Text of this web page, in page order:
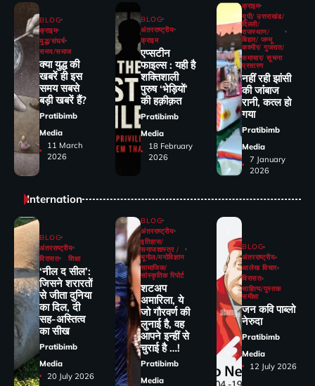
BLOG
क्राइम
युद्ध/संघर्ष
समय/समाज
क्या युद्ध की
खबरें ही इस
समय सबसे
बड़ी खबरें हैं?
Pratibimb
Media
11 March
2026
BLOG
अंतरराष्ट्रीय
क्राइम
एप्सटीन
फाइल्स : यही है
शक्तिशाली
पुरुष ‘भेड़ियों’
की हक़ीक़त
Pratibimb
Media
18 February
2026
क्राइम
यूपी/ उत्तराखंड/
दिल्ली/
राजस्थान/
बिहार/ जम्मू
कश्मीर/ गुजरात/
समाचार/ सूचना
प्रसारण
नहीं रही झांसी
की जांंबाज
रानी, कत्‍ल हो
गया
Pratibimb
Media
7 January
2026
Internation
BLOG
अंतरराष्ट्रीय
विरासत
शिक्षा
‘नील द सील’:
जिसने शरारतों
से जीता दुनिया
का दिल, दी
सह-अस्तित्व
का सीख
Pratibimb
Media
20 July 2026
BLOG
अंतरराष्ट्रीय
इतिहास/
समाजशास्त्र /
भूगोल/मनोविज्ञान
सामाजिक/
सांस्कृतिक रिपोर्ट
शटअप
अमारिला, ये
जो गौरवर्ण की
लुनाई है, वह
आपने इन्हीं से
चुराई है …!
Pratibimb
Media
BLOG
अंतरराष्ट्रीय
आलेख विचार
विरासत
साहित्य/पुस्तक
समीक्षा
जन कवि पाब्लो
नेरुदा
Pratibimb
Media
12 July 2026